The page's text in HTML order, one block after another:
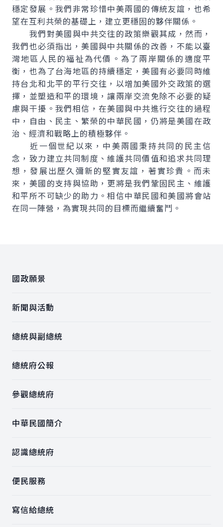
穩定發展。我們非常珍惜中美兩國的傳統友誼，也希
望在互利共榮的基礎上，建立更穩固的夥伴關係。
我們對美國與中共交往的政策樂觀其成，然而，
我們也必須指出，美國與中共關係的改善，不能以臺
灣地區人民的福祉為代價。為了兩岸關係的適度平
衡，也為了台海地區的持續穩定，美國有必要同時維
持台北和北平的平行交往，以增加美國外交政策的選
擇，並塑造和平的環境，讓兩岸交流免除不必要的疑
慮與干擾。我們相信，在美國與中共進行交往的過程
中，自由、民主、繁榮的中華民國，仍將是美國在政
治、經濟和戰略上的積極夥伴。
近一個世紀以來，中美兩國秉持共同的民主信
念，致力建立共同制度、維護共同價值和追求共同理
想，發展出歷久彌新的堅實友誼，著實珍貴。而未
來，美國的支持與協助，更將是我們鞏固民主、維護
和平所不可缺少的助力。相信中華民國和美國將會站
在同一陣營，為實現共同的目標而繼續奮鬥。
國政願景
新聞與活動
總統與副總統
總統府公報
參觀總統府
中華民國簡介
認識總統府
便民服務
寫信給總統